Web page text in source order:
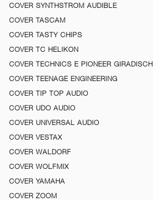
COVER SYNTHSTROM AUDIBLE
COVER TASCAM
COVER TASTY CHIPS
COVER TC HELIKON
COVER TECHNICS E PIONEER GIRADISCHI
COVER TEENAGE ENGINEERING
COVER TIP TOP AUDIO
COVER UDO AUDIO
COVER UNIVERSAL AUDIO
COVER VESTAX
COVER WALDORF
COVER WOLFMIX
COVER YAMAHA
COVER ZOOM